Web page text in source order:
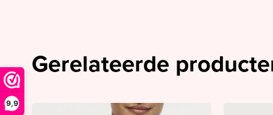
9,9
Gerelateerde